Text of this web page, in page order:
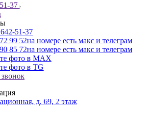
37
51-37
99 52на номере есть макс и телеграм
85 72на номере есть макс и телеграм
фото в MAX
фото в TG
звонок
д. 69, 2 этаж